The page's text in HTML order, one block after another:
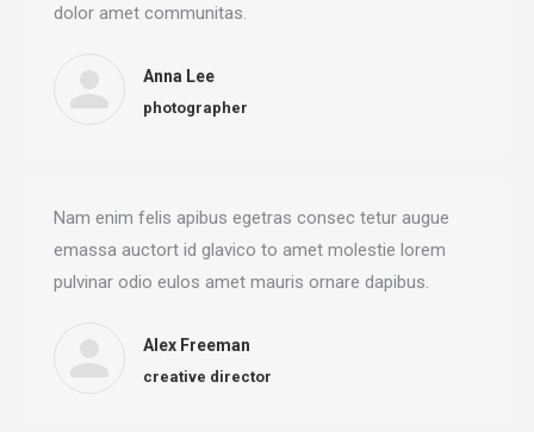
dolor amet communitas.
Anna Lee
photographer
Nam enim felis apibus egetras consec tetur augue
emassa auctort id glavico to amet molestie lorem
pulvinar odio eulos amet mauris ornare dapibus.
Alex Freeman
creative director